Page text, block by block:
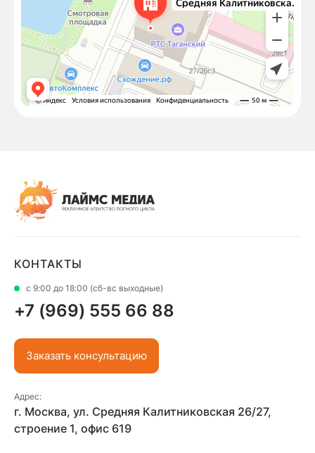
КОНТАКТЫ
с 9:00 до 18:00 (сб-вс выходные)
+7 (969) 555 66 88
Заказать консультацию
Адрес:
г. Москва, ул. Средняя Калитниковская 26/27,
строение 1, офис 619